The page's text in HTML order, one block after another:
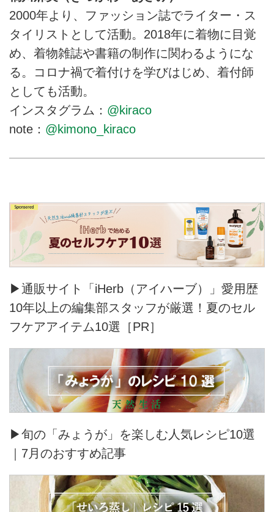
替えなくても、装いの印象はぐっ
と変わるもの。思い出の一枚をい
まの自分らしく楽しむ工夫を、着
付師でライターの橘川麻実さんに
伺いました。
2000年より、ファッション誌でライター・ス
タイリストとして活動。2018年に着物に目覚
め、着物雑誌や書籍の制作に関わるようにな
る。コロナ禍で着付けを学びはじめ、着付師
としても活動。
インスタグラム： @kiraco
note： @kimono_kiraco
▶通販サイト「iHerb（アイハーブ）」愛用歴
10年以上の編集部スタッフが厳選！夏のセル
フケアアイテム10選［PR］
▶旬の「みょうが」を楽しむ人気レシピ10選
｜7月のおすすめ記事